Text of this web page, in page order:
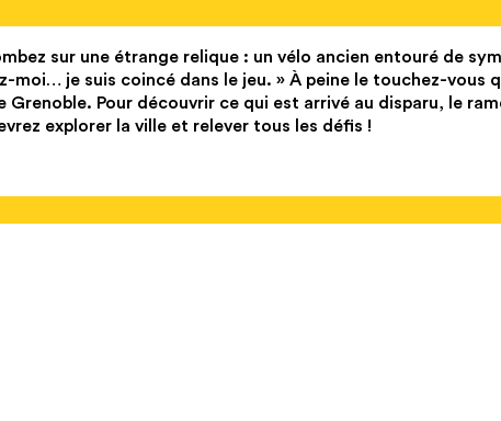
sur une étrange relique : un vélo ancien entouré de
je suis coincé dans le jeu. » À peine le touchez-vous
Pour découvrir ce qui est arrivé au disparu, le
explorer la ville et relever tous les défis !